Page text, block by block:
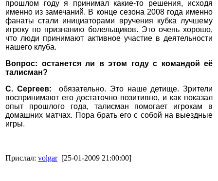
прошлом году я принимал какие-то решения, исходя
именно из замечаний. В конце сезона 2008 года именно
фанаты стали инициаторами вручения кубка лучшему
игроку по признанию болельщиков. Это очень хорошо,
что люди принимают активное участие в деятельности
нашего клуба.
Вопрос: останется ли в этом году с командой её
талисман?
С. Сергеев: обязательно. Это наше детище. Зрители
воспринимают его достаточно позитивно, и как показал
опыт прошлого года, талисман помогает игрокам в
домашних матчах. Пора брать его с собой на выездные
игры.
Прислал: volgar [25-01-2009 21:00:00]